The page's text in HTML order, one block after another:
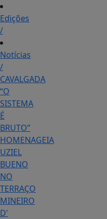
Edições
/
Notícias
/
CAVALGADA
“O
SISTEMA
É
BRUTO”
HOMENAGEIA
UZIEL
BUENO
NO
TERRAÇO
MINEIRO
D'